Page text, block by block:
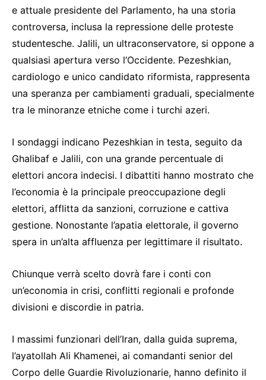
e attuale presidente del Parlamento, ha una storia
controversa, inclusa la repressione delle proteste
studentesche. Jalili, un ultraconservatore, si oppone a
qualsiasi apertura verso l’Occidente. Pezeshkian,
cardiologo e unico candidato riformista, rappresenta
una speranza per cambiamenti graduali, specialmente
tra le minoranze etniche come i turchi azeri.
I sondaggi indicano Pezeshkian in testa, seguito da
Ghalibaf e Jalili, con una grande percentuale di
elettori ancora indecisi. I dibattiti hanno mostrato che
l’economia è la principale preoccupazione degli
elettori, afflitta da sanzioni, corruzione e cattiva
gestione. Nonostante l’apatia elettorale, il governo
spera in un’alta affluenza per legittimare il risultato.
Chiunque verrà scelto dovrà fare i conti con
un’economia in crisi, conflitti regionali e profonde
divisioni e discordie in patria.
I massimi funzionari dell’Iran, dalla guida suprema,
l’ayatollah Ali Khamenei, ai comandanti senior del
Corpo delle Guardie Rivoluzionarie, hanno definito il